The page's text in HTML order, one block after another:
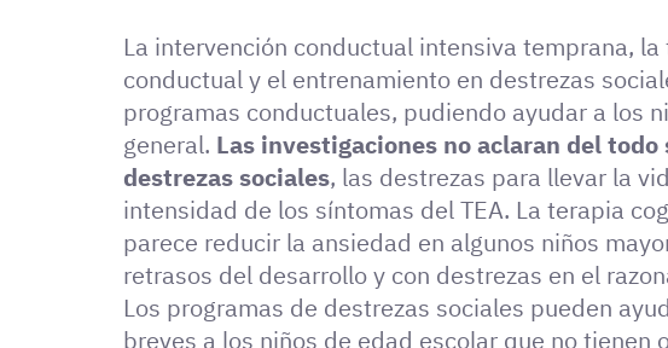
La intervención conductual intensiva temprana,
conductual y el entrenamiento en destrezas
programas conductuales, pudiendo ayudar a los
general. Las investigaciones no aclaran del
destrezas sociales, las destrezas para llevar la
intensidad de los síntomas del TEA. La terapia
parece reducir la ansiedad en algunos niños
retrasos del desarrollo y con destrezas en el
Los programas de destrezas sociales pueden
breves a los niños de edad escolar que no tienen